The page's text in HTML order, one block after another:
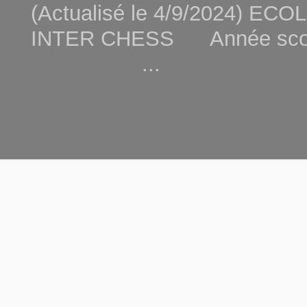
(Actualisé le 4/9/2024)
INTER CHESS Année
...